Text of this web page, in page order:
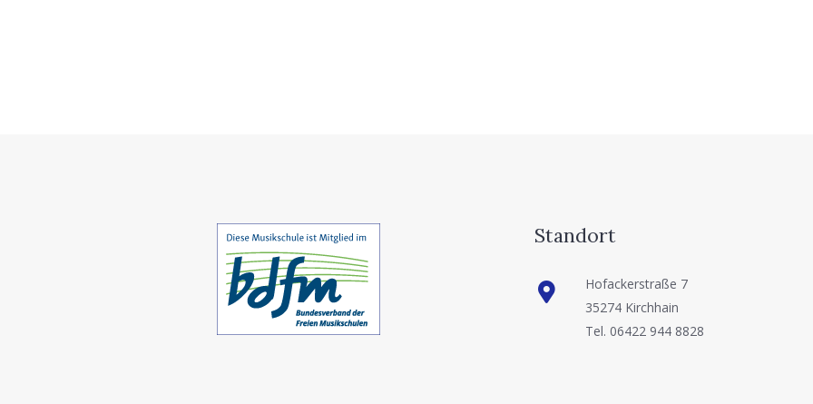
Standort
Hofackerstraße 7
35274 Kirchhain
Tel. 06422 944 8828